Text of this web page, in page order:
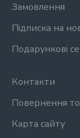
Замовлення
Підписка на
Подарункові
Контакти
Повернення
Карта сайту